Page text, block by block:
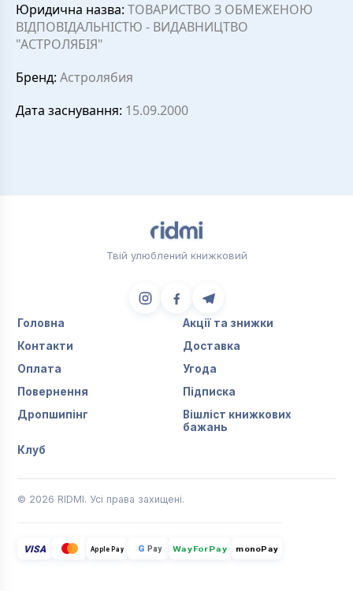
Юридична назва: ТОВАРИСТВО З ОБМЕЖЕНОЮ
ВІДПОВІДАЛЬНІСТЮ - ВИДАВНИЦТВО
"АСТРОЛЯБІЯ"
Бренд: Астролябия
Дата заснування: 15.09.2000
Твій улюблений книжковий
Головна
Акції та знижки
Контакти
Доставка
Оплата
Угода
Повернення
Підписка
Дропшипінг
Вішліст книжкових
бажань
Клуб
© 2026 RIDMI. Усі права захищені.
VISA Apple Pay G Pay WayForPay monoPay